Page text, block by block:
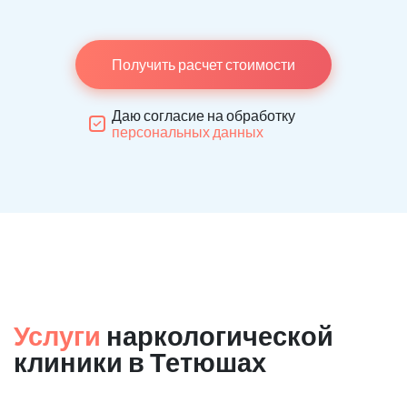
Получить расчет стоимости
Даю согласие на обработку
персональных данных
Услуги наркологической
клиники в Тетюшах